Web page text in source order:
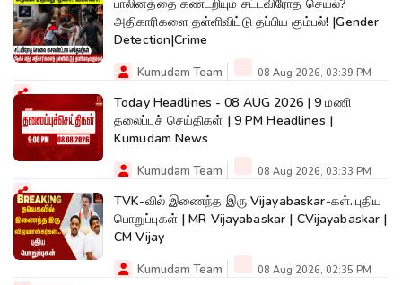
பாலினத்தை கண்டறியும் சட்டவிரோத செயல்?
அதிகாரிகளை தள்ளிவிட்டு தப்பிய கும்பல்! |Gender
Detection|Crime
Kumudam Team 08 Aug 2026, 03:39 PM
Today Headlines - 08 AUG 2026 | 9 மணி
தலைப்புச் செய்திகள் | 9 PM Headlines |
Kumudam News
Kumudam Team 08 Aug 2026, 03:33 PM
TVK-வில் இணைந்த இரு Vijayabaskar-கள்..புதிய
பொறுப்புகள் | MR Vijayabaskar | CVijayabaskar |
CM Vijay
Kumudam Team 08 Aug 2026, 02:35 PM